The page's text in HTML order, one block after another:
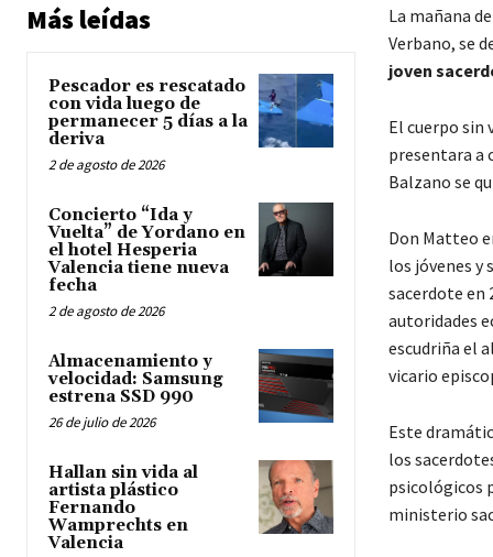
Más leídas
Pescador es rescatado
con vida luego de
permanecer 5 días a la
deriva
2 de agosto de 2026
Concierto “Ida y
Vuelta” de Yordano en
el hotel Hesperia
Valencia tiene nueva
fecha
2 de agosto de 2026
Almacenamiento y
velocidad: Samsung
estrena SSD 990
26 de julio de 2026
Hallan sin vida al
artista plástico
Fernando
Wamprechts en
Valencia
La mañana
Verbano, se
joven
El cuerpo sin
presentara a
Balzano se
Don Matteo
los jóvenes y
sacerdote en
autoridades
escudriña el
vicario
Este
los
psicológicos
ministerio